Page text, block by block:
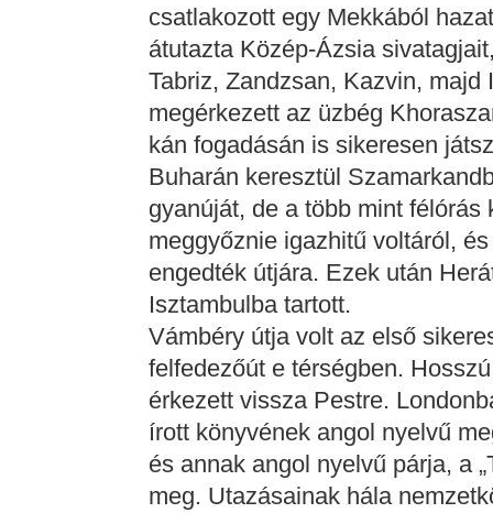
csatlakozott egy Mekkából
átutazta Közép-Ázsia
Tabriz, Zandzsan, Kazvin,
megérkezett az üzbég
kán fogadásán is sikeresen
Buharán keresztül
gyanúját, de a több mint
meggyőznie igazhitű voltáról,
engedték útjára. Ezek után
Isztambulba tartott.
Vámbéry útja volt az első
felfedezőút e térségben.
érkezett vissza Pestre.
írott könyvének angol nyelvű
és annak angol nyelvű párja, a
meg. Utazásainak hála